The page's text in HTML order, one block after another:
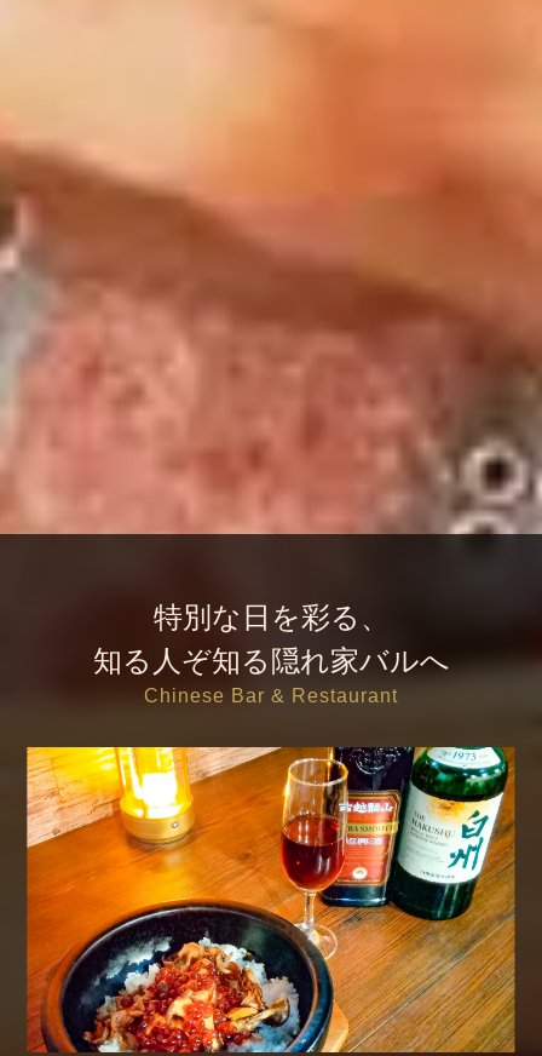
特別な日を彩る、
知る人ぞ知る隠れ家バルへ
Chinese Bar & Restaurant